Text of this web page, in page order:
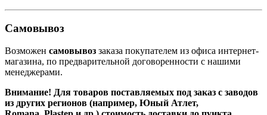
Самовывоз
Возможен самовывоз заказа покупателем из офиса интернет-
магазина, по предварительной договоренности с нашими
менеджерами.
Внимание! Для товаров поставляемых под заказ с заводов
из других регионов (например, Юный Атлет,